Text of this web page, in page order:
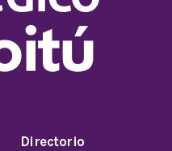
Directorio